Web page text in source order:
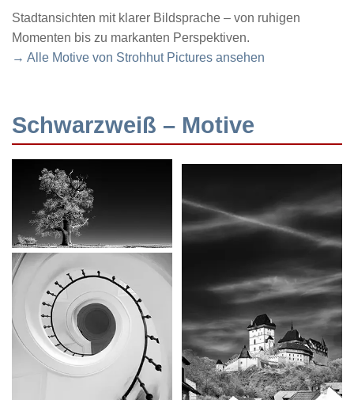
Stadtansichten mit klarer Bildsprache – von ruhigen
Momenten bis zu markanten Perspektiven.
→ Alle Motive von Strohhut Pictures ansehen
Schwarzweiß – Motive